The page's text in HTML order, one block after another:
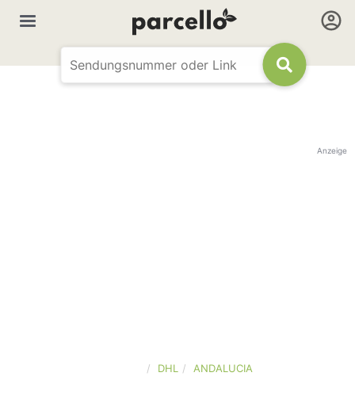
Anzeige
DHL ANDALUCIA